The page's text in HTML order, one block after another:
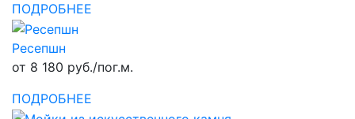
ПОДРОБНЕЕ
Ресепшн
от 8 180 руб./пог.м.
ПОДРОБНЕЕ